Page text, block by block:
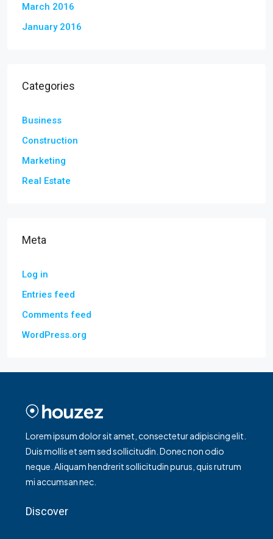
March 2016
January 2016
Categories
Business
Construction
Marketing
Real Estate
Meta
Log in
Entries feed
Comments feed
WordPress.org
Lorem ipsum dolor sit amet, consectetur adipiscing elit.
Duis mollis et sem sed sollicitudin. Donec non odio
neque. Aliquam hendrerit sollicitudin purus, quis rutrum
mi accumsan nec.
Discover